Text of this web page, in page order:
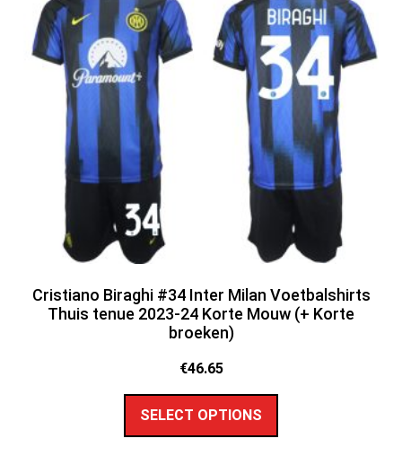
Cristiano Biraghi #34 Inter Milan Voetbalshirts
Thuis tenue 2023-24 Korte Mouw (+ Korte
broeken)
€46.65
SELECT OPTIONS